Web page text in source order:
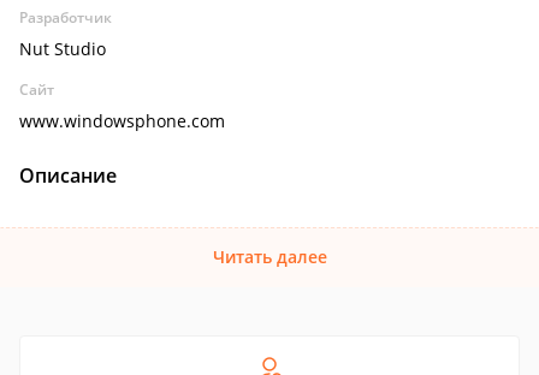
Разработчик
Nut Studio
Сайт
www.windowsphone.com
Описание
Читать далее